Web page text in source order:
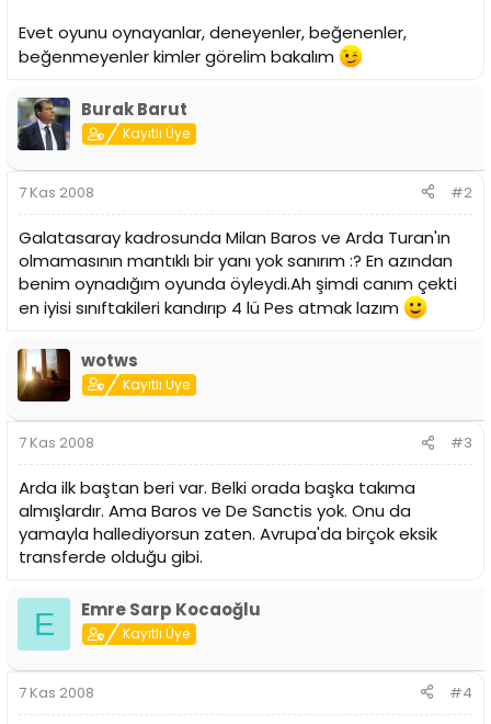
Evet oyunu oynayanlar, deneyenler, beğenenler,
beğenmeyenler kimler görelim bakalım
Burak Barut
Kayıtlı Üye
7 Kas 2008 #2
Galatasaray kadrosunda Milan Baros ve Arda Turan'ın
olmamasının mantıklı bir yanı yok sanırım :? En azından
benim oynadığım oyunda öyleydi.Ah şimdi canım çekti
en iyisi sınıftakileri kandırıp 4 lü Pes atmak lazım
wotws
Kayıtlı Üye
7 Kas 2008 #3
Arda ilk baştan beri var. Belki orada başka takıma
almışlardır. Ama Baros ve De Sanctis yok. Onu da
yamayla hallediyorsun zaten. Avrupa'da birçok eksik
transferde olduğu gibi.
E Emre Sarp Kocaoğlu
Kayıtlı Üye
7 Kas 2008 #4